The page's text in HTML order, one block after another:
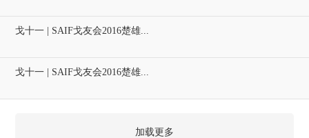
戈十一 | SAIF戈友会2016楚雄...
戈十一 | SAIF戈友会2016楚雄...
加载更多